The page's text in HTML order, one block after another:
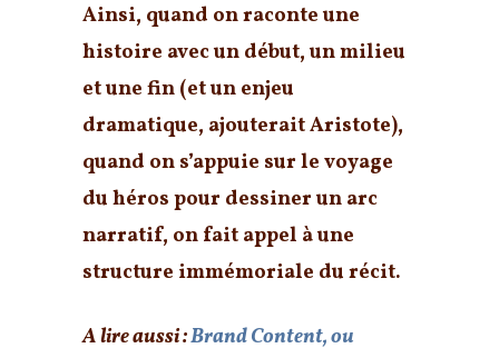
Ainsi, quand on raconte une
histoire avec un début, un milieu
et une fin (et un enjeu
dramatique, ajouterait Aristote),
quand on s’appuie sur le voyage
du héros pour dessiner un arc
narratif, on fait appel à une
structure immémoriale du récit.
A lire aussi :Brand Content, ou